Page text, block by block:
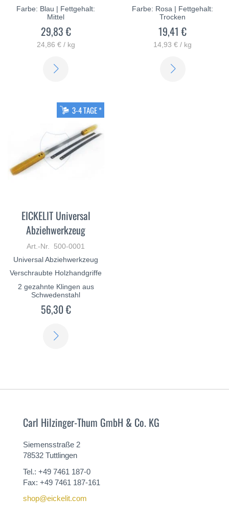
Farbe: Blau | Fettgehalt:
Mittel
29,83 €
24,86 € / kg
MEHR
Farbe: Rosa | Fettgehalt:
Trocken
19,41 €
14,93 € / kg
3-4 TAGE *
EICKELIT Universal
Abziehwerkzeug
Art.-Nr. 500-0001
Universal Abziehwerkzeug
Verschraubte Holzhandgriffe
2 gezahnte Klingen aus
Schwedenstahl
56,30 €
Carl Hilzinger-Thum GmbH & Co. KG
Siemensstraße 2
78532 Tuttlingen
Tel.: +49 7461 187-0
Fax: +49 7461 187-161
shop@eickelit.com